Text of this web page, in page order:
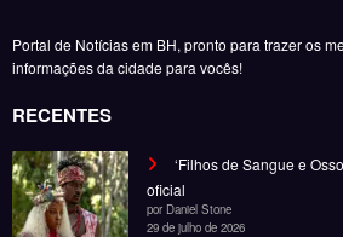
Portal de Notícias em BH, pronto para trazer os
informações da cidade para vocês!
RECENTES
‘Filhos de Sangue e
oficial
por Daniel Stone
29 de julho de 2026